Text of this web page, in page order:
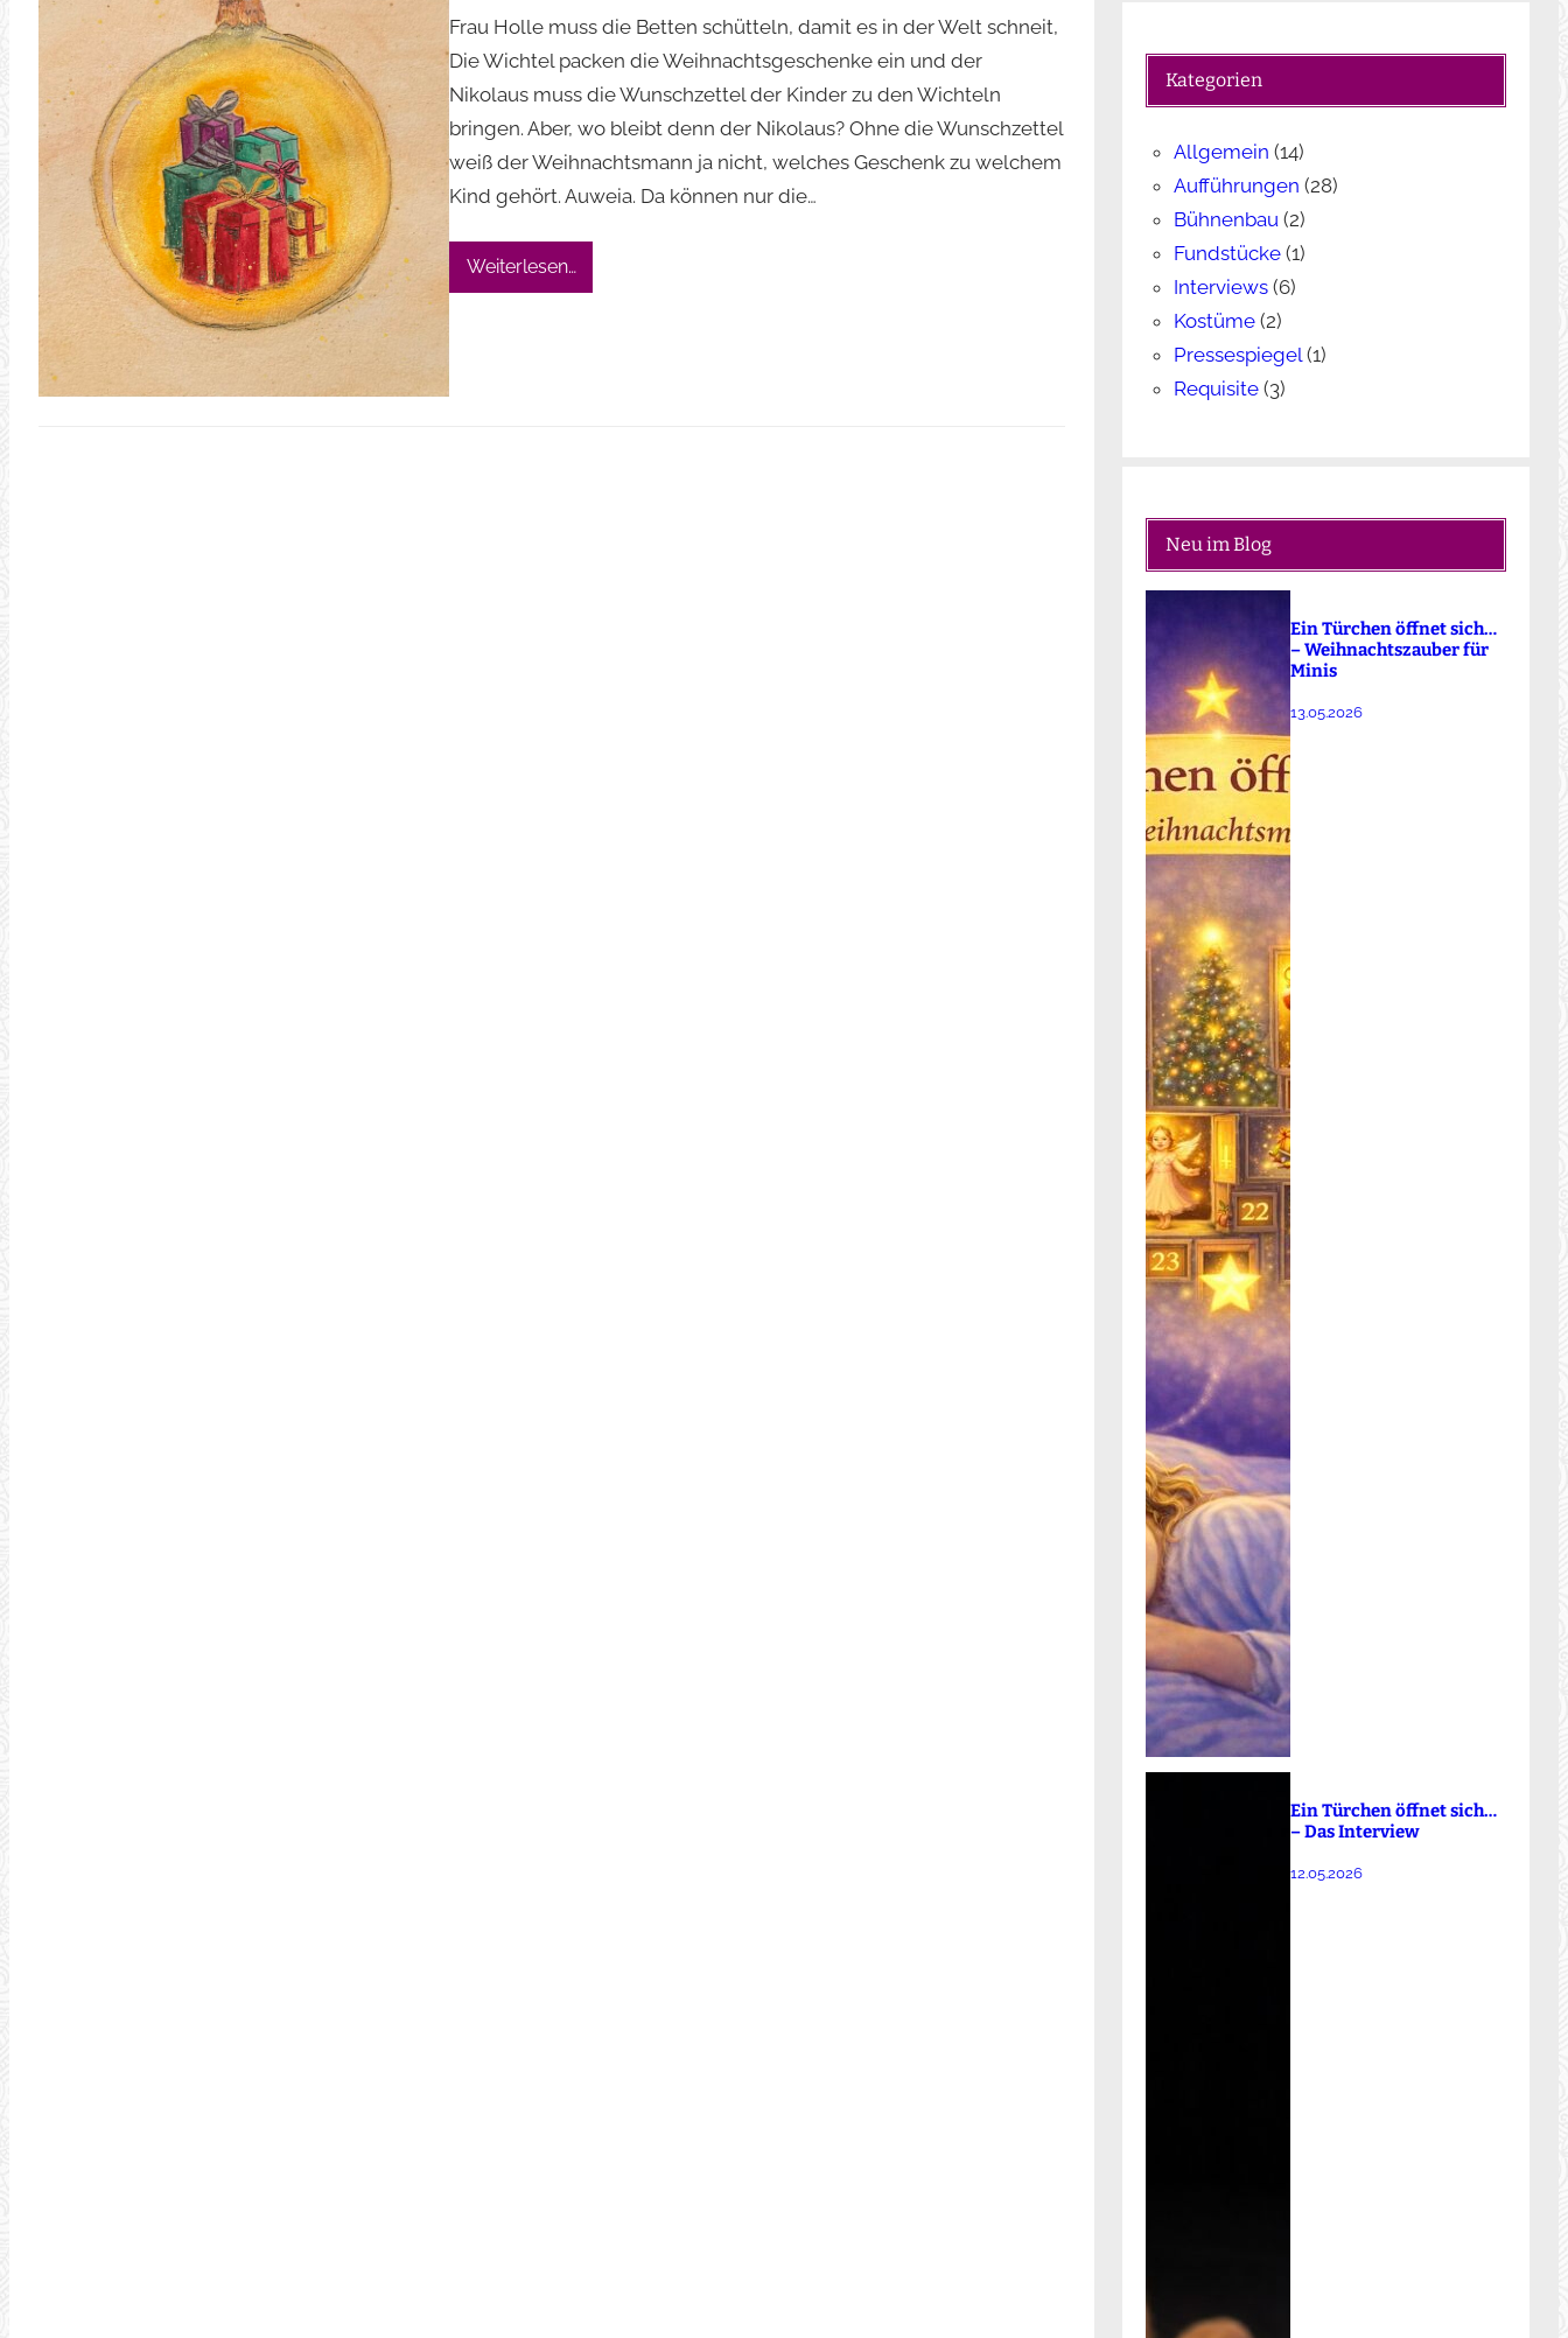
Frau Holle muss die Betten schütteln, damit es in der Welt schneit,
Die Wichtel packen die Weihnachtsgeschenke ein und der
Nikolaus muss die Wunschzettel der Kinder zu den Wichteln
bringen. Aber, wo bleibt denn der Nikolaus? Ohne die Wunschzettel
weiß der Weihnachtsmann ja nicht, welches Geschenk zu welchem
Kind gehört. Auweia. Da können nur die…
Weiterlesen…
n
Kategorien
Allgemein (14)
Aufführungen (28)
Bühnenbau (2)
Fundstücke (1)
Interviews (6)
Kostüme (2)
Pressespiegel (1)
Requisite (3)
Neu im Blog
Ein Türchen öffnet sich…
– Weihnachtszauber für
Minis
13.05.2026
Ein Türchen öffnet sich…
– Das Interview
12.05.2026